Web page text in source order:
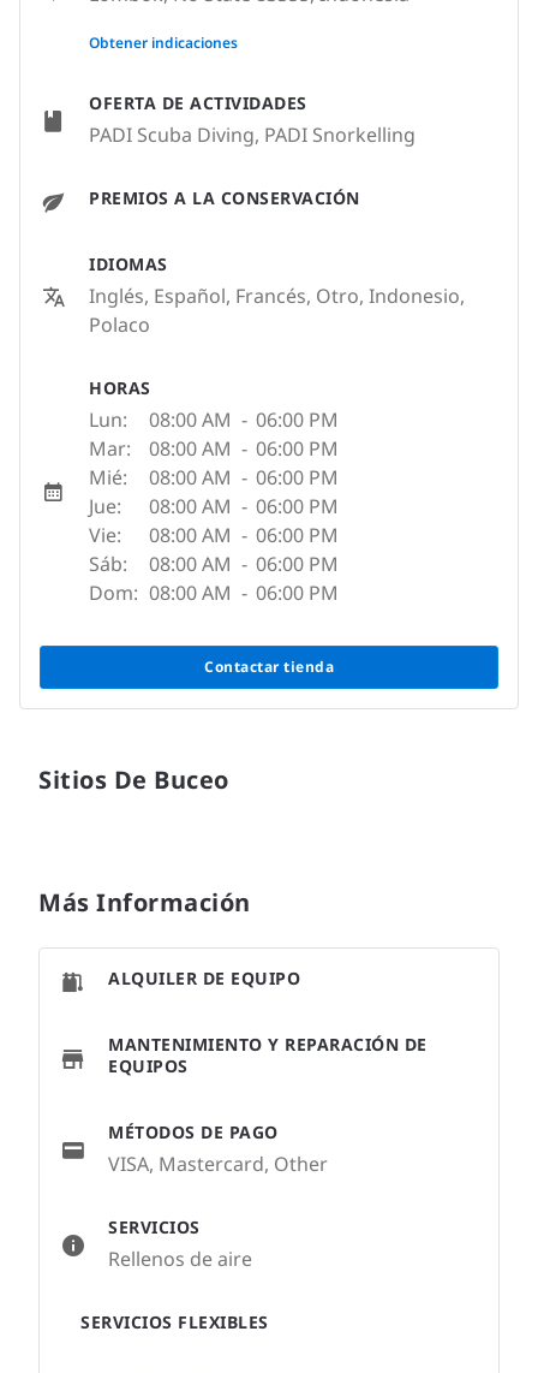
OFERTA DE ACTIVIDADES
PADI Scuba Diving, PADI Snorkelling
PREMIOS A LA CONSERVACIÓN
IDIOMAS
Inglés, Español, Francés, Otro, Indonesio,
Polaco
HORAS
Lun: 08:00 AM - 06:00 PM
Mar:
08:00 AM - 06:00 PM
Mié:
08:00 AM - 06:00 PM
Jue:
08:00 AM - 06:00 PM
Vie:
08:00 AM - 06:00 PM
Sáb:
08:00 AM - 06:00 PM
Dom: 08:00 AM - 06:00 PM
Contactar tienda
None
Obtener indicaciones
Sitios De Buceo
Más Información
SERVICIOS
Rellenos de aire
SERVICIOS FLEXIBLES
ALQUILER DE EQUIPO
MANTENIMIENTO Y REPARACIÓN DE
EQUIPOS
MÉTODOS DE PAGO
VISA, Mastercard, Other